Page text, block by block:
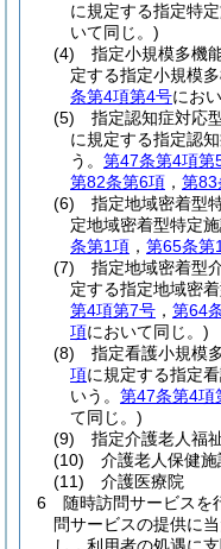
に規定する指定特定
いて同じ。)
(4)
指定小規模多機
定する指定小規模
条第4項第4号にお
(5)
指定認知症対応
に規定する指定認
う。 第47条第4項第
第82条第6項 ， 第83
(6)
指定地域密着型
定地域密着型特定施
条第1項 ， 第65条第
(7)
指定地域密着型
定する指定地域密
第4項第7号 ， 第64
項において同じ。)
(8)
指定看護小規模
項に規定する指定
いう。 第47条第4項
て同じ。)
(9)
指定介護老人福
(10)
介護老人保健施
(11)
介護医療院
6
随時訪問サービスを
問サービスの提供に